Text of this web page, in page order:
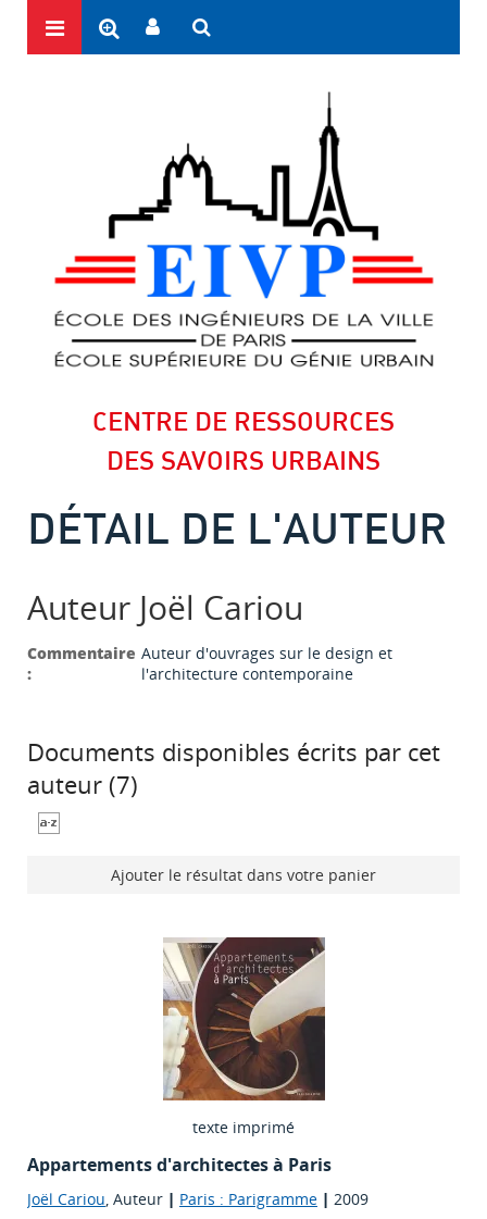
CENTRE DE RESSOURCES
DES SAVOIRS URBAINS
DÉTAIL DE L'AUTEUR
Auteur Joël Cariou
Commentaire
:
Auteur d'ouvrages sur le design et
l'architecture contemporaine
Documents disponibles écrits par cet
auteur (7)
Ajouter le résultat dans votre panier
texte imprimé
Appartements d'architectes à Paris
Joël Cariou, Auteur | Paris : Parigramme | 2009